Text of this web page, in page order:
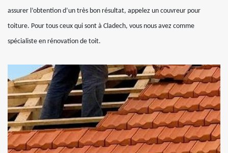
assurer l’obtention d’un très bon résultat, appelez un couvreur pour
toiture. Pour tous ceux qui sont à Cladech, vous nous avez comme
spécialiste en rénovation de toit.